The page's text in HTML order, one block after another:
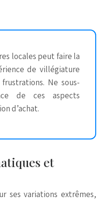
locales peut faire la
de villégiature
Ne sous-
de ces aspects
d’achat.
et
ses variations extrêmes,